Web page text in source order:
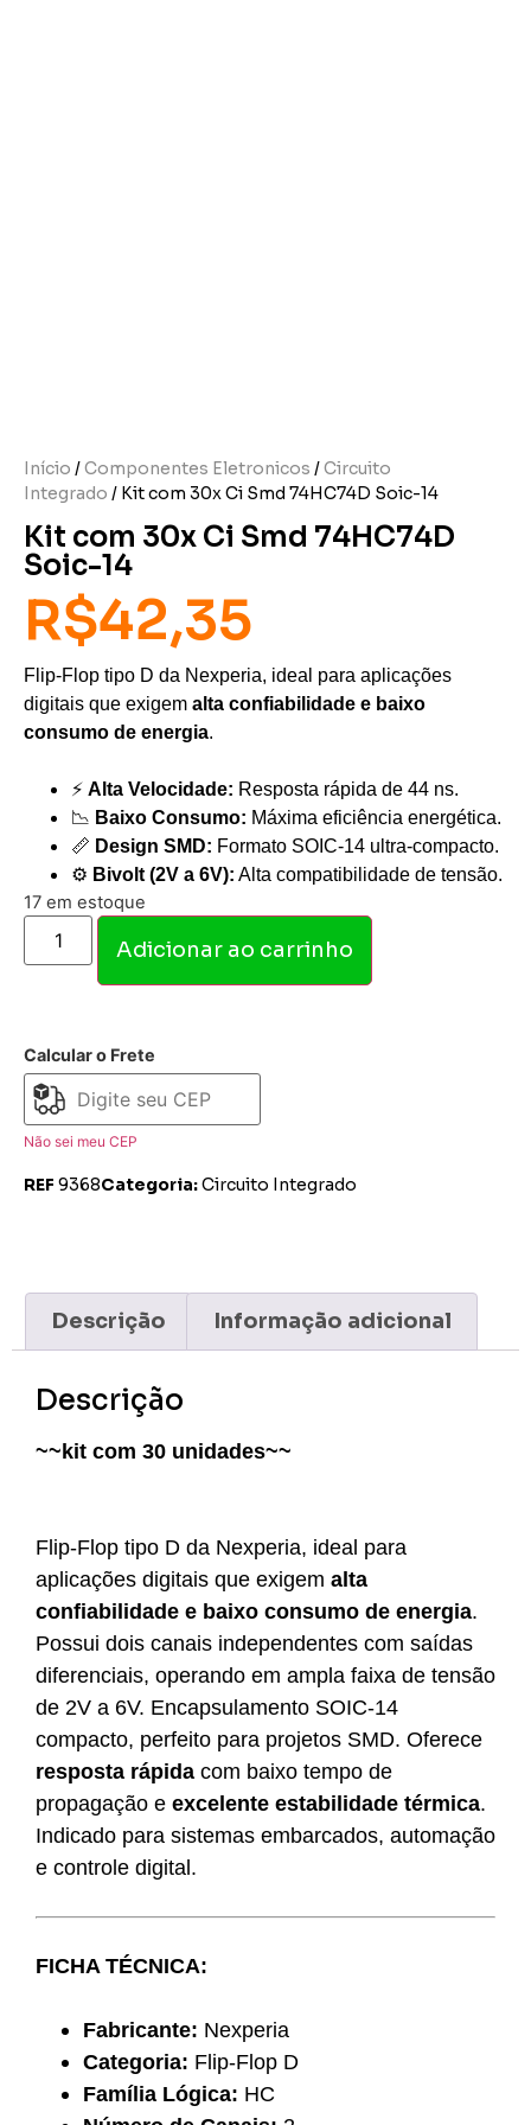
Início /Componentes Eletronicos /Circuito
Integrado / Kit com 30x Ci Smd 74HC74D Soic-14
Kit com 30x Ci Smd 74HC74D
Soic-14
R$42,35
Flip-Flop tipo D da Nexperia, ideal para aplicações
digitais que exigem alta confiabilidade e baixo
consumo de energia.
⚡ Alta Velocidade: Resposta rápida de 44 ns.
📉 Baixo Consumo: Máxima eficiência energética.
📏 Design SMD: Formato SOIC-14 ultra-compacto.
⚙️ Bivolt (2V a 6V): Alta compatibilidade de tensão.
17 em estoque
Adicionar ao carrinho
Calcular o Frete
Não sei meu CEP
REF 9368Categoria:Circuito Integrado
Descrição Informação adicional
Descrição
~~kit com 30 unidades~~
Flip-Flop tipo D da Nexperia, ideal para
aplicações digitais que exigem alta
confiabilidade e baixo consumo de energia.
Possui dois canais independentes com saídas
diferenciais, operando em ampla faixa de tensão
de 2V a 6V. Encapsulamento SOIC-14
compacto, perfeito para projetos SMD. Oferece
resposta rápida com baixo tempo de
propagação e excelente estabilidade térmica.
Indicado para sistemas embarcados, automação
e controle digital.
FICHA TÉCNICA:
Fabricante: Nexperia
Categoria: Flip-Flop D
Família Lógica: HC